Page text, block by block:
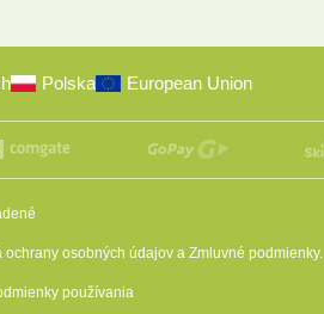
Polska European Union
ochrany osobných údajov a Zmluvné podmienky.
používania